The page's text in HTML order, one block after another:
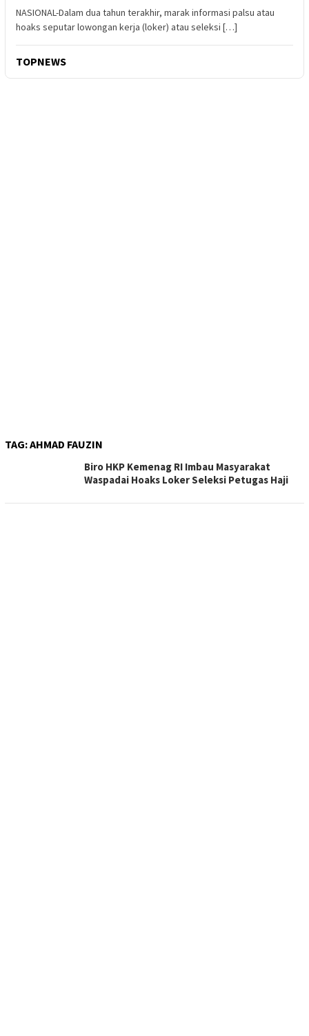
NASIONAL-Dalam dua tahun terakhir, marak informasi palsu atau
hoaks seputar lowongan kerja (loker) atau seleksi […]
TOPNEWS
TAG:AHMAD FAUZIN
Biro HKP Kemenag RI Imbau Masyarakat
Waspadai Hoaks Loker Seleksi Petugas Haji